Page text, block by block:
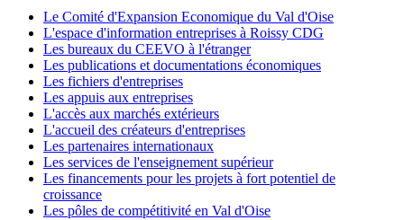
Le Comité d'Expansion Economique du Val d'Oise
L'espace d'information entreprises à Roissy CDG
Les bureaux du CEEVO à l'étranger
Les publications et documentations économiques
Les fichiers d'entreprises
Les appuis aux entreprises
L'accès aux marchés extérieurs
L'accueil des créateurs d'entreprises
Les partenaires internationaux
Les services de l'enseignement supérieur
Les financements pour les projets à fort potentiel de
croissance
Les pôles de compétitivité en Val d'Oise